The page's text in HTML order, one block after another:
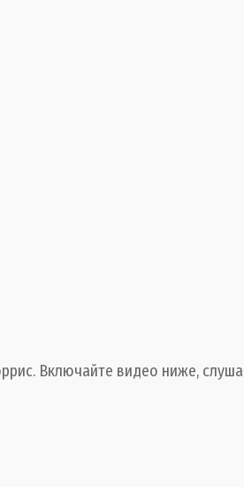
Включайте видео ниже,